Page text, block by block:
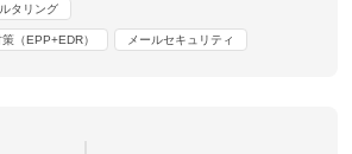
タリング
（EPP+EDR） メールセキュリティ